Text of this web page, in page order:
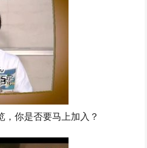
，你是否要马上加入？